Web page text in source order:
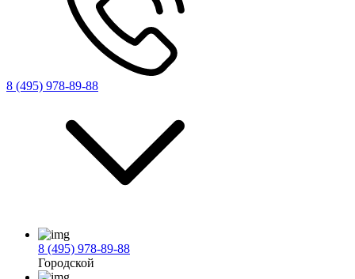
8 (495) 978-89-88
8 (495) 978-89-88
Городской